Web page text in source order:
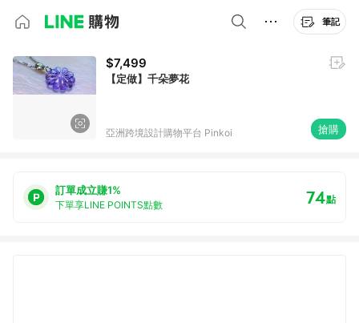
筆記
$7,499
【定做】千朵夢花
亞洲跨境設計購物平台 Pinkoi 搶購
訂單成立賺1%
下單享LINE POINTS點數 74點